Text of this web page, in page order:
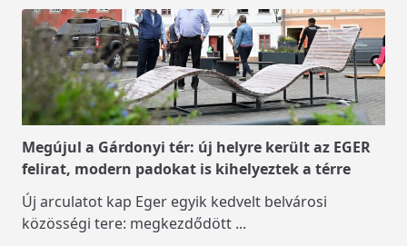
Megújul a Gárdonyi tér: új helyre került az EGER
felirat, modern padokat is kihelyeztek a térre
Új arculatot kap Eger egyik kedvelt belvárosi
közösségi tere: megkezdődött ...